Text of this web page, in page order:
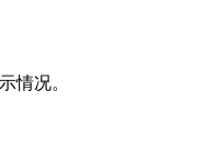
情况。